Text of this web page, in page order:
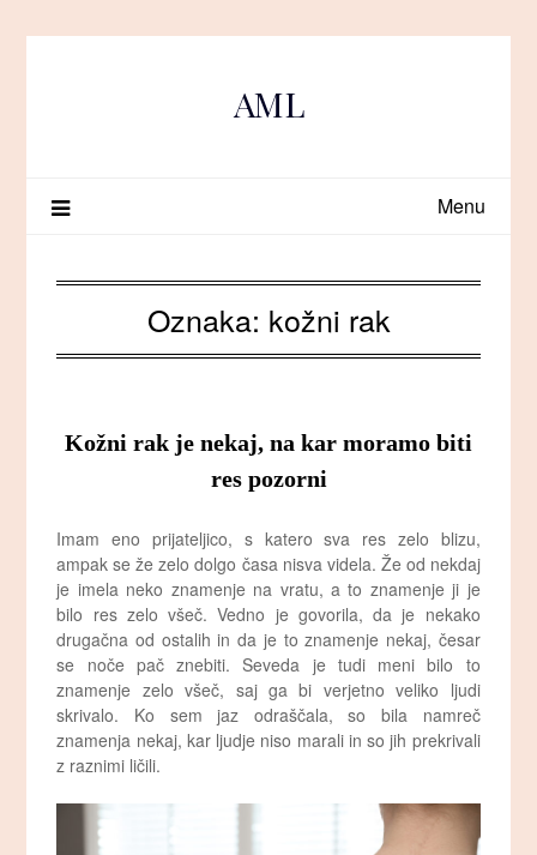
AML
Menu
Oznaka: kožni rak
Kožni rak je nekaj, na kar moramo biti
res pozorni
Imam eno prijateljico, s katero sva res zelo blizu,
ampak se že zelo dolgo časa nisva videla. Že od nekdaj
je imela neko znamenje na vratu, a to znamenje ji je
bilo res zelo všeč. Vedno je govorila, da je nekako
drugačna od ostalih in da je to znamenje nekaj, česar
se noče pač znebiti. Seveda je tudi meni bilo to
znamenje zelo všeč, saj ga bi verjetno veliko ljudi
skrivalo. Ko sem jaz odraščala, so bila namreč
znamenja nekaj, kar ljudje niso marali in so jih prekrivali
z raznimi ličili.